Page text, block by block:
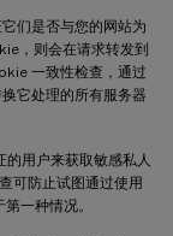
们是否与您的网站为
，则会在请求转发到
一致性检查，通过
它处理的所有服务器
用户来获取敏感私人
可防止试图通过使用
一种情况。